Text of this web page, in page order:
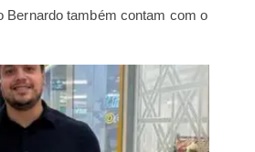
Bernardo também contam com o